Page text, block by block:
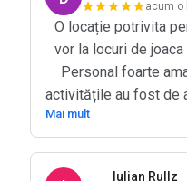
vede că există
ce a făcut ca
și plăcută pentru
drag acest loc
acum o
O locație potrivita
vor la locuri de
Personal foarte
activitățile au fost de
si i-a tinut captivati.
petrecerea fetitei
Mai mult
Iulian Rullz